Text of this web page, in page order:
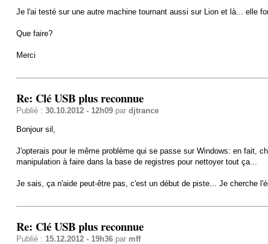
Je l'ai testé sur une autre machine tournant aussi sur Lion et là... elle
Que faire?
Merci
Re: Clé USB plus reconnue
Publié : 30.10.2012 - 12h09par djtrance
Bonjour sil,
J'opterais pour le même problème qui se passe sur Windows: en fait,
manipulation à faire dans la base de registres pour nettoyer tout ça...
Je sais, ça n'aide peut-être pas, c'est un début de piste... Je cherche
Re: Clé USB plus reconnue
Publié : 15.12.2012 - 19h36par mff